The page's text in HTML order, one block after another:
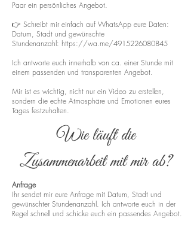
Paar ein persönliches Angebot.
👉 Schreibt mir einfach auf WhatsApp eure Daten:
Datum, Stadt und gewünschte
Stundenanzahl: https://wa.me/4915226080845
Ich antworte euch innerhalb von ca. einer Stunde mit
einem passenden und transparenten Angebot.
Mir ist es wichtig, nicht nur ein Video zu erstellen,
sondern die echte Atmosphäre und Emotionen eures
Tages festzuhalten.
Wie läuft die
Zusammenarbeit mit mir ab?
Anfrage
Ihr sendet mir eure Anfrage mit Datum, Stadt und
gewünschter Stundenanzahl. Ich antworte euch in der
Regel schnell und schicke euch ein passendes Angebot.